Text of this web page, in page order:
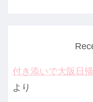
付き添いで大阪日
より